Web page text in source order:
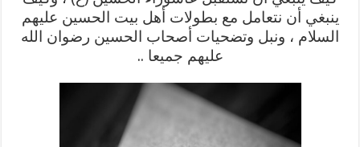
ينبغي أن نتعامل مع بطولات أهل بيت الحسين عليهم
السلام ، ونبل وتضحيات أصحاب الحسين رضوان الله
عليهم جميعا ..